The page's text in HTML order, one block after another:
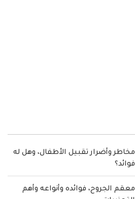
مخاطر وأضرار تقبيل الأطفال، وهل له
فوائد؟
معقم الجروح، فوائده وأنواعه وأهم